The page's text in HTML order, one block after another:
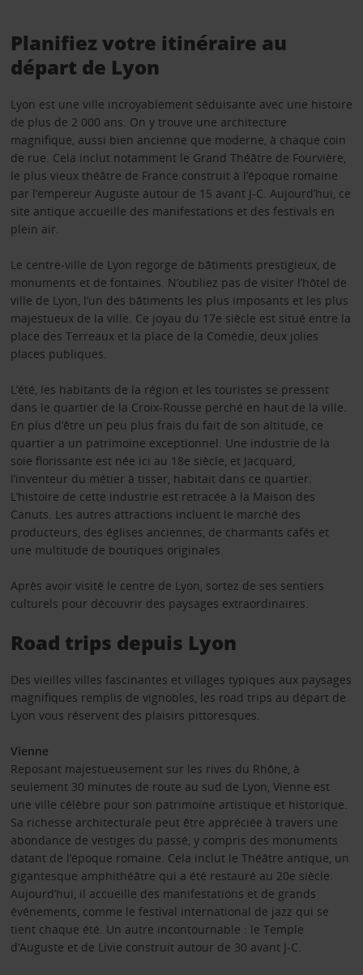
Planifiez votre itinéraire au
départ de Lyon
Lyon est une ville incroyablement séduisante avec une histoire
de plus de 2 000 ans. On y trouve une architecture
magnifique, aussi bien ancienne que moderne, à chaque coin
de rue. Cela inclut notamment le Grand Théâtre de Fourvière,
le plus vieux théâtre de France construit à l’époque romaine
par l’empereur Auguste autour de 15 avant J-C. Aujourd’hui, ce
site antique accueille des manifestations et des festivals en
plein air.
Le centre-ville de Lyon regorge de bâtiments prestigieux, de
monuments et de fontaines. N’oubliez pas de visiter l’hôtel de
ville de Lyon, l’un des bâtiments les plus imposants et les plus
majestueux de la ville. Ce joyau du 17e siècle est situé entre la
place des Terreaux et la place de la Comédie, deux jolies
places publiques.
L’été, les habitants de la région et les touristes se pressent
dans le quartier de la Croix-Rousse perché en haut de la ville.
En plus d’être un peu plus frais du fait de son altitude, ce
quartier a un patrimoine exceptionnel. Une industrie de la
soie florissante est née ici au 18e siècle, et Jacquard,
l’inventeur du métier à tisser, habitait dans ce quartier.
L’histoire de cette industrie est retracée à la Maison des
Canuts. Les autres attractions incluent le marché des
producteurs, des églises anciennes, de charmants cafés et
une multitude de boutiques originales.
Après avoir visité le centre de Lyon, sortez de ses sentiers
culturels pour découvrir des paysages extraordinaires.
Road trips depuis Lyon
Des vieilles villes fascinantes et villages typiques aux paysages
magnifiques remplis de vignobles, les road trips au départ de
Lyon vous réservent des plaisirs pittoresques.
Vienne
Reposant majestueusement sur les rives du Rhône, à
seulement 30 minutes de route au sud de Lyon, Vienne est
une ville célèbre pour son patrimoine artistique et historique.
Sa richesse architecturale peut être appréciée à travers une
abondance de vestiges du passé, y compris des monuments
datant de l’époque romaine. Cela inclut le Théâtre antique, un
gigantesque amphithéâtre qui a été restauré au 20e siècle.
Aujourd’hui, il accueille des manifestations et de grands
événements, comme le festival international de jazz qui se
tient chaque été. Un autre incontournable : le Temple
d’Auguste et de Livie construit autour de 30 avant J-C.